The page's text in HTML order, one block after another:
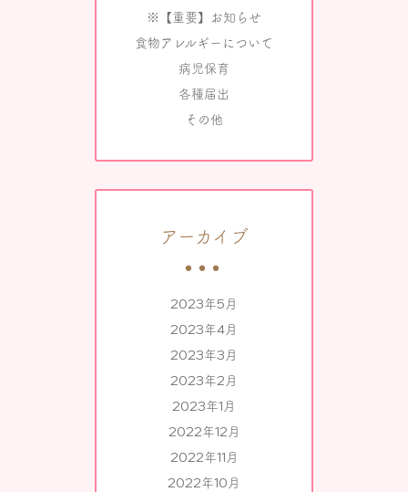
※【重要】お知らせ
食物アレルギーについて
病児保育
各種届出
その他
アーカイブ
2023年5月
2023年4月
2023年3月
2023年2月
2023年1月
2022年12月
2022年11月
2022年10月